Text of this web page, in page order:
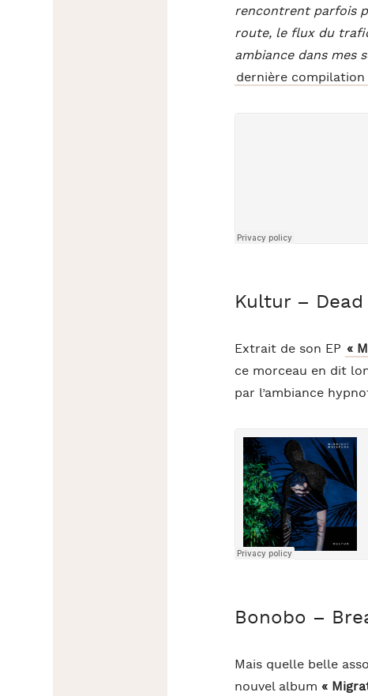
rencontrent parfois
route, le flux du
ambiance dans mes
dernière
Kultur –
Extrait de son EP «
ce morceau en dit
par l’ambiance
Bonobo –
Mais quelle belle
nouvel album «